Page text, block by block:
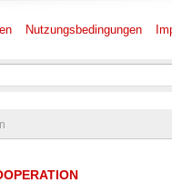
Nutzungsbedingungen